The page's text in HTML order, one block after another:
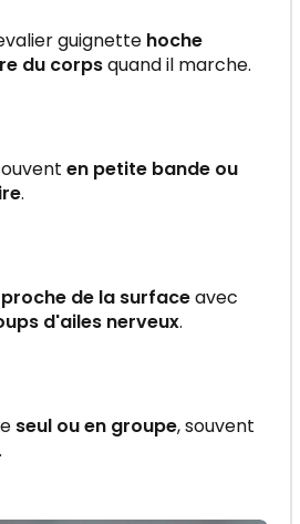
guignette hoche
du corpsquand il marche.
en petite bande ou
.
proche de la surfaceavec
d'ailes nerveux.
seul ou en groupe, souvent